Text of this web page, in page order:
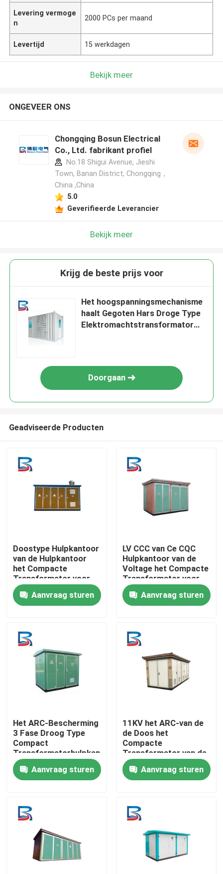
Huis
Ongeveer ons
Fabrieksreis
Contacteer ons
Nieuws
Gevallen
Verzoek om een Citaat
Levering vermoge
n
2000 PCs per maand
Levertijd 15 werkdagen
Bekijk meer
ONGEVEER ONS
Chongqing Bosun Electrical
Co., Ltd. fabrikant profiel
No.18 Shigui Avenue, Jieshi
Town, Banan District, Chongqing，
China ,China
5.0
Geverifieerde Leverancier
Bekijk meer
Krijg de beste prijs voor
Het hoogspanningsmechanisme
haalt Gegoten Hars Droge Type
Elektromachtstransformator
Doorgaan
Geadviseerde Producten
Doostype Hulpkantoor
van de Hulpkantoor
het Compacte
Transformator voor
Machtstransmissie
Aanvraag sturen
LV CCC van Ce CQC
Hulpkantoor van de
Voltage het Compacte
Transformator voor
Vervoer
Aanvraag sturen
Het ARC-Bescherming
3 Fase Droog Type
Compact
Transformatorhulpkantoor
voor Dok en Werf
Aanvraag sturen
11KV het ARC-van de
de Doos het
Compacte
Transformator van de
Kabeltak Hulpkantoor
IP4X voor Dok
Aanvraag sturen